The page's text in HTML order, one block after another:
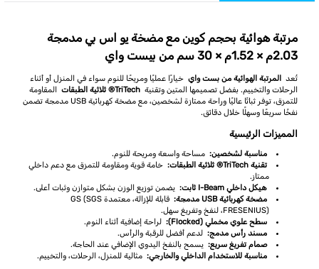
مرتبة هوائية بحجم كوين مع مضخة يو اس بي مدمجة
2.03م × 1.52م × 30 سم من بيست واي
تُعد المرتبة الهوائية من بست واي خيارًا عمليًا ومريحًا للنوم سواء في المنزل أو أثناء
الرحلات والتخييم. بفضل تصميمها المتين وتقنية TriTech® ثلاثية الطبقات
المقاومة
للتمزق، توفر ثباتًا عاليًا وراحة ممتازة لشخصين، مع مضخة كهربائية USB مدمجة تضمن
نفخًا سريعًا وسهلًا خلال دقائق.
المميزات الرئيسية
مناسبة لشخصين: مساحة واسعة ومريحة للنوم.
تقنية TriTech® ثلاثية الطبقات:
خامة قوية ومقاومة للتمزق مع دعم داخلي
ممتاز.
هيكل داخلي I-Beam ثابت:
يضمن توزيع الوزن بشكل متوازن وثبات أعلى.
مضخة كهربائية USB مدمجة:
قابلة للإزالة، معتمدة GS (SGS
FRESENIUS)، لنفخ وتفريغ سهل.
سطح علوي مخملي (Flocked):
لراحة إضافية أثناء النوم.
مسند رأس مدمج: لدعم أفضل للرقبة والرأس.
صمام تفريغ سريع: يسمح بالنفخ اليدوي الإضافي عند الحاجة.
مناسبة للاستخدام الداخلي والخارجي: مثالية للمنزل، الرحلات، والتخييم.